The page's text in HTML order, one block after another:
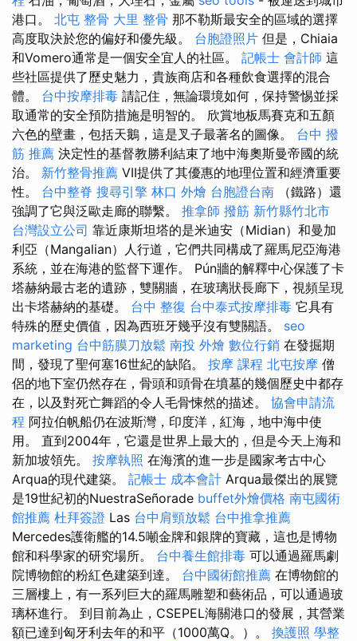
港口。 北屯 整骨 大里 整骨 那不勒斯最安全的區域的選擇
高度取決於您的偏好和優先級。 台胞證照片 但是，Chiaia
和Vomero通常是一個安全宜人的社區。 記帳士 會計師 這
些社區提供了歷史魅力，貴族商店和各種飲食選擇的混合
體。 台中按摩排毒 請記住，無論環境如何，保持警惕並採
取通常的安全預防措施是明智的。 欣賞地板馬賽克和五顏
六色的壁畫，包括天鵝，這是叉子最著名的圖像。 台中 撥
筋 推薦 決定性的基督教勝利結束了地中海奧斯曼帝國的統
治。 新竹整骨推薦 VII提供了其優惠的地理位置和經濟重要
性。 台中整脊 搜尋引擎 林口 外燴 台胞證台南 （鐵路）還
強調了它與泛歐走廊的聯繫。 推拿師 撥筋 新竹縣竹北市
台灣設立公司 靠近康斯坦塔的是米迪安（Midian）和曼加
利亞（Mangalian）人行道，它們共同構成了羅馬尼亞海港
系統，並在海港的監督下運作。 Pún牆的解釋中心保護了卡
塔赫納最古老的遺跡，雙關牆，在玻璃狀長廊下，視頻呈現
出卡塔赫納的基礎。 台中 整復 台中泰式按摩排毒 它具有
特殊的歷史價值，因為西班牙幾乎沒有雙關語。 seo
marketing 台中筋膜刀放鬆 南投 外燴 數位行銷 在發掘期
間，發現了聖何塞16世紀的缺陷。 按摩 課程 北屯按摩 僧
侶的地下室仍然存在，骨頭和頭骨在墳墓的幾個歷史中都存
在，以及對死亡舞蹈的令人毛骨悚然的描述。 協會申請流
程 阿拉伯帆船仍在波斯灣，印度洋，紅海，地中海中使
用。 直到2004年，它還是世界上最大的，但是今天上海和
新加坡領先。 按摩執照 在海濱的進一步是國家考古中心
Arqua的現代建築。 記帳士 成本會計 Arqua最傑出的展覽
是19世紀初的NuestraSeñorade buffet外燴價格 南屯國術
館推薦 杜拜簽證 Las 台中肩頸放鬆 台中推拿推薦
Mercedes護衛艦的14.5噸金牌和銀牌的寶藏，這也是博物
館和科學家的研究場所。 台中養生館排毒 可以通過羅馬劇
院博物館的粉紅色建築到達。 台中國術館推薦 在博物館的
三層樓上，有一系列巨大的羅馬雕塑和藝術品，可以通過玻
璃杯進行。 到目前為止，CSEPEL海關港口的發展，其營業
額已達到匈牙利去年的和平（1000萬Q。）。 換護照 學整